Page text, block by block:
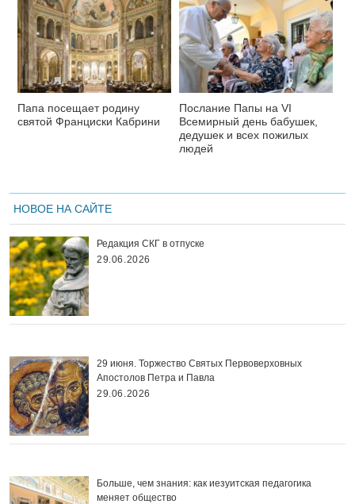
Папа посещает родину
святой Франциски Кабрини
Послание Папы на VI
Всемирный день бабушек,
дедушек и всех пожилых
людей
НОВОЕ НА САЙТЕ
Редакция СКГ в отпуске
29.06.2026
29 июня. Торжество Святых Первоверховных
Апостолов Петра и Павла
29.06.2026
Больше, чем знания: как иезуитская педагогика
меняет общество